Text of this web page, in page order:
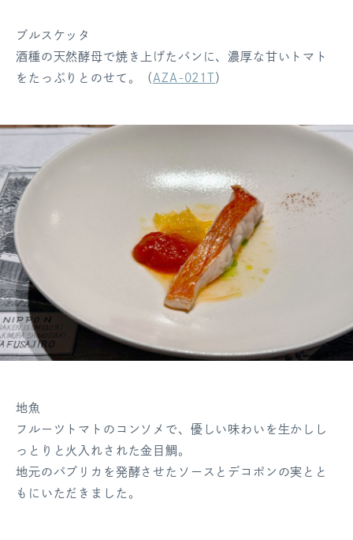
ブルスケッタ
酒種の天然酵母で焼き上げたパンに、濃厚な甘いトマト
をたっぷりとのせて。（ AZA-021T ）
地魚
フルーツトマトのコンソメで、 優しい味わいを生かしし
っとりと火入れされた金目鯛。
地元のパプリカを発酵させたソースとデコポンの実とと
もにいただきました。